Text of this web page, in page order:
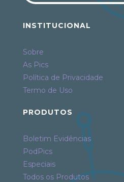
INSTITUCIONAL
Sobre
As Pics
Política de Privacidade
Termo de Uso
PRODUTOS
Boletim Evidências
PodPics
Especiais
Todos os Produtos